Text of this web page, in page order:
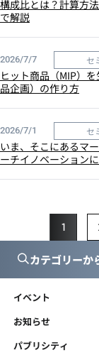
構成比とは？計算方
で解説
2026/7/7 セ
ヒット商品（MIP）
品企画）の作り方
2026/7/1 セ
いま、そこにあるマ
ーチイノベーション
1
カテゴリーか
イベント
お知らせ
パブリシティ